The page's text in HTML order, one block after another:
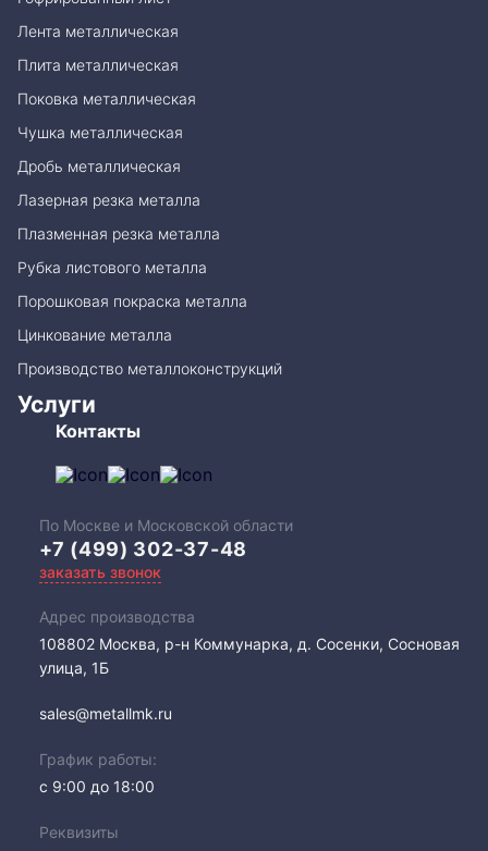
Лента металлическая
Плита металлическая
Поковка металлическая
Чушка металлическая
Дробь металлическая
Лазерная резка металла
Плазменная резка металла
Рубка листового металла
Порошковая покраска металла
Цинкование металла
Производство металлоконструкций
Услуги
Контакты
По Москве и Московской области
+7 (499) 302-37-48
заказать звонок
Адрес производства
108802​ Москва, р-н Коммунарка, д. Сосенки, Сосновая
улица, 1Б
sales@metallmk.ru
График работы:
с 9:00 до 18:00
Реквизиты